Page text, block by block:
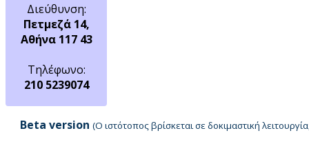
Διεύθυνση:
Πετμεζά 14,
Αθήνα 117 43
Τηλέφωνο:
210 5239074
Beta version (Ο ιστότοπος βρίσκεται σε δοκιμαστική